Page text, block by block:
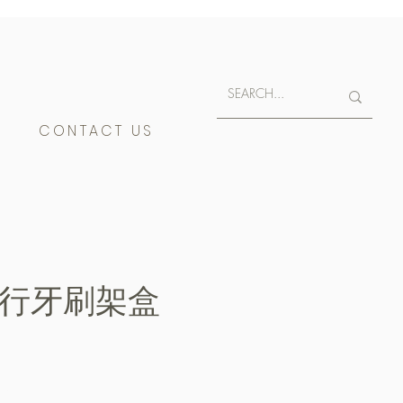
牙刷架盒
CONTACT US